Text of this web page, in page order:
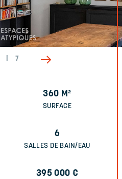
7
360 M²
SURFACE
6
SALLES DE BAIN/EAU
395 000 €